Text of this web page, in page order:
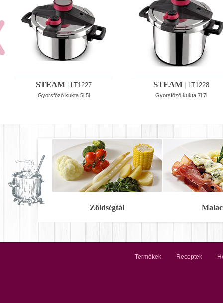
STEAM LT1227
Gyorsfőző kukta 5l 5l
STEAM LT1228
Gyorsfőző kukta 7l 7l
Zöldségtál
Termékek Receptek